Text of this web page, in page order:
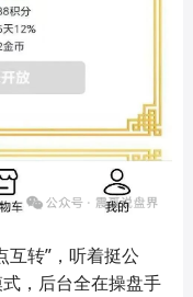
互转”，听着挺公
，后台全在操盘手